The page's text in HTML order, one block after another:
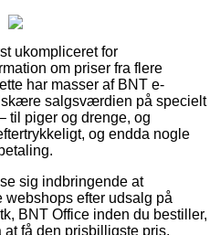
ukompliceret for
om priser fra flere
har masser af BNT e-
salgsværdien på specielt
til piger og drenge, og
og endda nogle
sig indbringende at
efter udsalg på
BNT Office inden du bestiller,
få den prisbilligste pris.